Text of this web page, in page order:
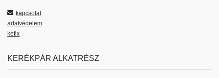
kapcsolat
adatvédelem
kéfix
KERÉKPÁR ALKATRÉSZ